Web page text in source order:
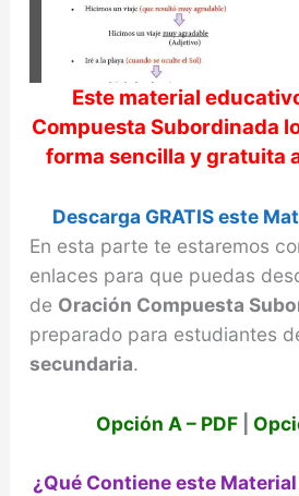
o
Este material
Compuesta Subordinada
forma sencilla y gratuita
Descarga GRATIS este
En esta parte te estaremos
enlaces para que puedas
de Oración Compuesta
preparado para estudiantes
secundaria.
Opción A – PDF
¿Qué Contiene este